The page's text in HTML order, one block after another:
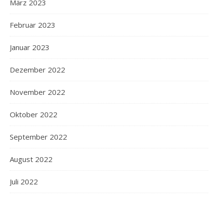
März 2023
Februar 2023
Januar 2023
Dezember 2022
November 2022
Oktober 2022
September 2022
August 2022
Juli 2022